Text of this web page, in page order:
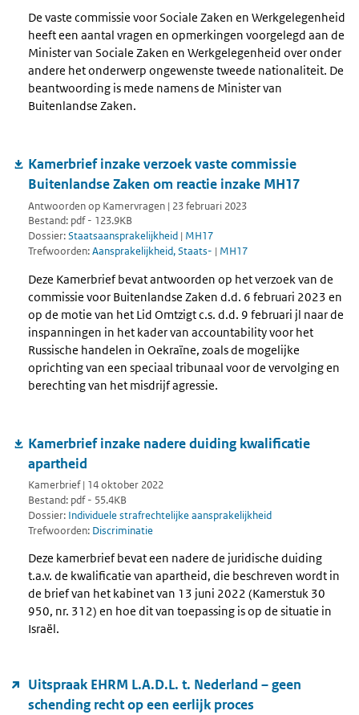
De vaste commissie voor Sociale Zaken en Werkgelegenheid
heeft een aantal vragen en opmerkingen voorgelegd aan de
Minister van Sociale Zaken en Werkgelegenheid over onder
andere het onderwerp ongewenste tweede nationaliteit. De
beantwoording is mede namens de Minister van
Buitenlandse Zaken.
Kamerbrief inzake verzoek vaste commissie
Buitenlandse Zaken om reactie inzake MH17
Antwoorden op Kamervragen | 23 februari 2023
Bestand: pdf - 123.9KB
Dossier:Staatsaansprakelijkheid | MH17
Trefwoorden:Aansprakelijkheid, Staats- | MH17
Deze Kamerbrief bevat antwoorden op het verzoek van de
commissie voor Buitenlandse Zaken d.d. 6 februari 2023 en
op de motie van het Lid Omtzigt c.s. d.d. 9 februari jl naar de
inspanningen in het kader van accountability voor het
Russische handelen in Oekraïne, zoals de mogelijke
oprichting van een speciaal tribunaal voor de vervolging en
berechting van het misdrijf agressie.
Kamerbrief inzake nadere duiding kwalificatie
apartheid
Kamerbrief | 14 oktober 2022
Bestand: pdf - 55.4KB
Dossier: Individuele strafrechtelijke aansprakelijkheid
Trefwoorden: Discriminatie
Deze kamerbrief bevat een nadere de juridische duiding
t.a.v. de kwalificatie van apartheid, die beschreven wordt in
de brief van het kabinet van 13 juni 2022 (Kamerstuk 30
950, nr. 312) en hoe dit van toepassing is op de situatie in
Israël.
Uitspraak EHRM L.A.D.L. t. Nederland – geen
schending recht op een eerlijk proces